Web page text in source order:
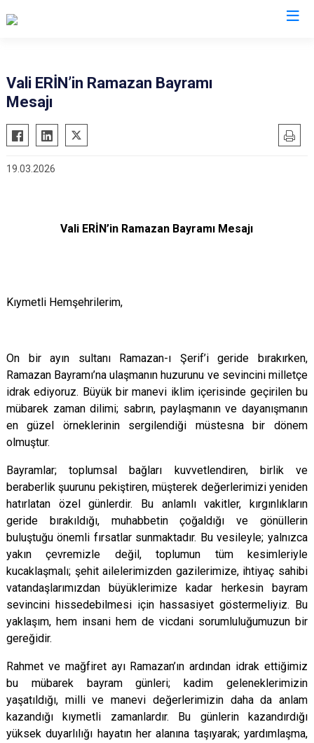
Vali ERİN’in Ramazan Bayramı
Mesajı
19.03.2026
Vali ERİN’in Ramazan Bayramı Mesajı
Kıymetli Hemşehrilerim,
On bir ayın sultanı Ramazan-ı Şerif’i geride bırakırken,
Ramazan Bayramı’na ulaşmanın huzurunu ve sevincini milletçe
idrak ediyoruz. Büyük bir manevi iklim içerisinde geçirilen bu
mübarek zaman dilimi; sabrın, paylaşmanın ve dayanışmanın
en güzel örneklerinin sergilendiği müstesna bir dönem
olmuştur.
Bayramlar; toplumsal bağları kuvvetlendiren, birlik ve
beraberlik şuurunu pekiştiren, müşterek değerlerimizi yeniden
hatırlatan özel günlerdir. Bu anlamlı vakitler, kırgınlıkların
geride bırakıldığı, muhabbetin çoğaldığı ve gönüllerin
buluştuğu önemli fırsatlar sunmaktadır. Bu vesileyle; yalnızca
yakın çevremizle değil, toplumun tüm kesimleriyle
kucaklaşmalı; şehit ailelerimizden gazilerimize, ihtiyaç sahibi
vatandaşlarımızdan büyüklerimize kadar herkesin bayram
sevincini hissedebilmesi için hassasiyet göstermeliyiz. Bu
yaklaşım, hem insani hem de vicdani sorumluluğumuzun bir
gereğidir.
Rahmet ve mağfiret ayı Ramazan’ın ardından idrak ettiğimiz
bu mübarek bayram günleri; kadim geleneklerimizin
yaşatıldığı, milli ve manevi değerlerimizin daha da anlam
kazandığı kıymetli zamanlardır. Bu günlerin kazandırdığı
yüksek duyarlılığı hayatın her alanına taşıyarak; yardımlaşma,